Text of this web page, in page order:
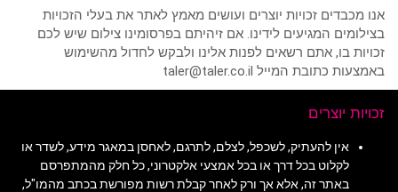
אנו מכבדים זכויות יוצרים ועושים מאמץ לאתר את בעלי הזכויות
בצילומים המגיעים לידינו. אם זיהיתם בפרסומינו צילום שיש לכם
זכויות בו, אתם רשאים לפנות אלינו ולבקש לחדול מהשימוש
באמצעות כתובת המייל taler@taler.co.il
זכויות יוצרים
אין להעתיק, לשכפל, לצלם, לתרגם, לאחסן במאגר מידע, לשדר או
לקלוט בכל דרך או בכל אמצעי אלקטרוני, כל חלק מהמתפרסם
באתר זה, אלא אך ורק לאחר קבלת רשות מפורשת בכתב מהמו"ל,